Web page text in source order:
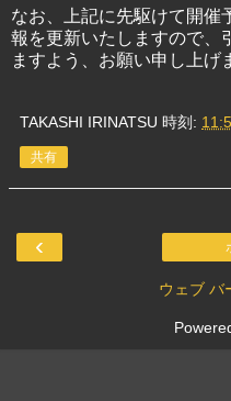
なお、上記に先駆けて開催
報を更新いたしますので、
ますよう、お願い申し上げ
TAKASHI IRINATSU 時刻:
共有
‹
ウェブ バ